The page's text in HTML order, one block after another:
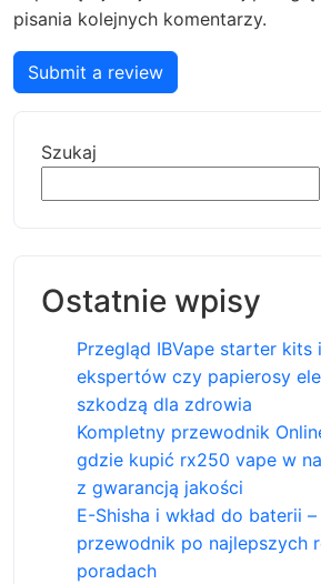
pisania kolejnych komentarzy.
Submit a review
Szukaj
Ostatnie wpisy
Przegląd IBVape starter kits
ekspertów czy papierosy
szkodzą dla zdrowia
Kompletny przewodnik
gdzie kupić rx250 vape w
z gwarancją jakości
E-Shisha i wkład do baterii
przewodnik po najlepszych
poradach